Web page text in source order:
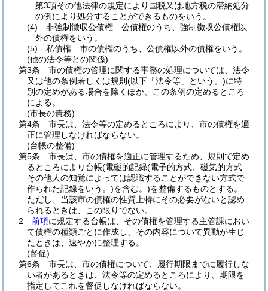
第3項その他法律の規定により国税又は地方税の滞納処分
の例により処分することができるものをいう。
(4)
非強制徴収公債権 公債権のうち、強制徴収公債権以
外の債権をいう。
(5)
私債権 市の債権のうち、公債権以外の債権をいう。
(他の法令等との関係)
第3条
市の債権の管理に関する事務の処理については、法令
又は他の条例若しくは規則 (以下「法令等」という。)に特
別の定めがある場合を除くほか、この条例の定めるところ
による。
(市長の責務)
第4条
市長は、法令等の定めるところにより、市の債権を適
正に管理しなければならない。
(台帳の整備)
第5条
市長は、市の債権を適正に管理するため、規則で定め
るところにより台帳(電磁的記録(電子的方式、磁気的方式
その他人の知覚によっては認識することができない方式で
作られた記録をいう。)を含む。)を整備するものとする。
ただし、当該市の債権の性質上特にその必要がないと認め
られるときは、この限りでない。
2
前項に規定する台帳は、その債権を管理する主管課におい
て債権の種類ごとに作成し、その内容について異動が生じ
たときは、速やかに整理する。
(督促)
第6条
市長は、市の債権について、履行期限までに履行しな
い者があるときは、法令等の定めるところにより、期限を
指定してこれを督促しなければならない。